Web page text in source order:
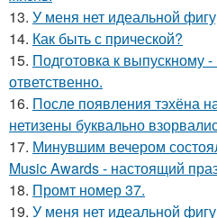
13. У меня нет идеальной
14. Как быть с прической?
15. Подготовка к выпускному
ответственно.
16. После появления тэхёна
нетизены буквально
17. Минувшим вечером
Music Awards - настоящий
18. Промт номер 37.
19. У меня нет идеальной